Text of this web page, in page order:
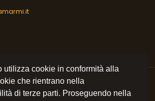
utilizza cookie in conformità alla
che rientrano nella
di terze parti. Proseguendo nella